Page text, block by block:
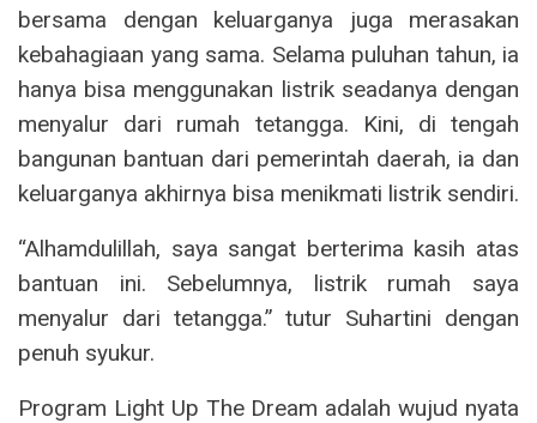
bersama dengan keluarganya juga merasakan
kebahagiaan yang sama. Selama puluhan tahun, ia
hanya bisa menggunakan listrik seadanya dengan
menyalur dari rumah tetangga. Kini, di tengah
bangunan bantuan dari pemerintah daerah, ia dan
keluarganya akhirnya bisa menikmati listrik sendiri.
“Alhamdulillah, saya sangat berterima kasih atas
bantuan ini. Sebelumnya, listrik rumah saya
menyalur dari tetangga.” tutur Suhartini dengan
penuh syukur.
Program Light Up The Dream adalah wujud nyata